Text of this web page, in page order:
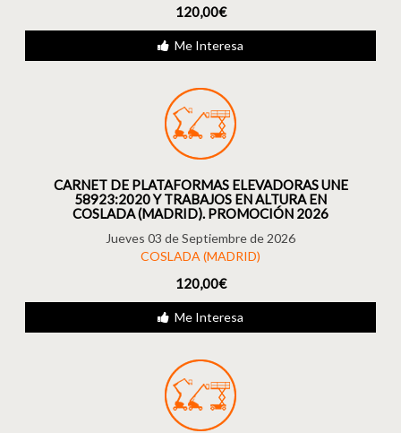
120,00€
Me Interesa
CARNET DE PLATAFORMAS ELEVADORAS UNE
58923:2020 Y TRABAJOS EN ALTURA EN
COSLADA (MADRID). PROMOCIÓN 2026
Jueves 03 de Septiembre de 2026
COSLADA (MADRID)
120,00€
Me Interesa